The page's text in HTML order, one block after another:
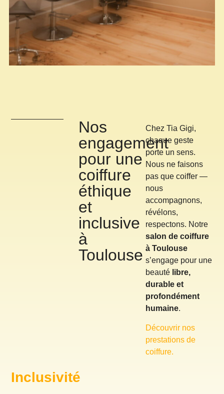
Nos
engagement
pour une
coiffure
éthique
et
inclusive
à
Toulouse
Chez Tia Gigi,
chaque geste
porte un sens.
Nous ne faisons
pas que coiffer —
nous
accompagnons,
révélons,
respectons. Notre
salon de coiffure
à Toulouse
s’engage pour une
beauté libre,
durable et
profondément
humaine.
Découvrir nos
prestations de
coiffure.
Inclusivité